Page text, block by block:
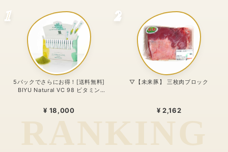
1
5パックでさらにお得！[送料無料]
BIYU Natural VC 98 ビタミン
C。98%植物由来のリポソーム処方
¥ 18,000
2
▽【未来豚】 三枚肉ブロック
¥ 2,162